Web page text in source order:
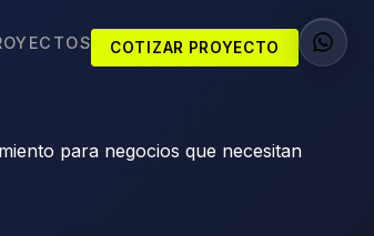
COTIZAR PROYECTO
para negocios que necesitan